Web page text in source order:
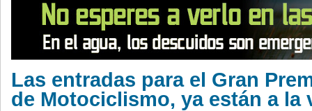
Las entradas para el Gran
de Motociclismo, ya están a la